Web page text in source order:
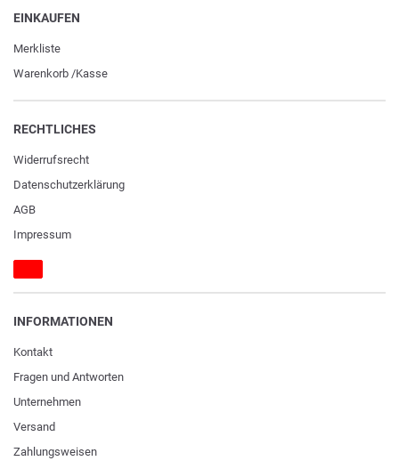
EINKAUFEN
Merkliste
Warenkorb /Kasse
RECHTLICHES
Widerrufs­recht
Daten­schutz­erklärung
AGB
Impressum
INFORMATIONEN
Kontakt
Fragen und Antworten
Unternehmen
Versand
Zahlungsweisen